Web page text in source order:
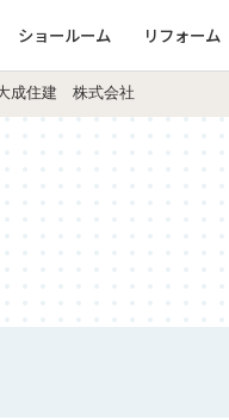
ショールーム リフォーム
住建 株式会社